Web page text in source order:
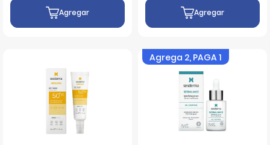
Agregar Agregar
Agrega 2, PAGA 1